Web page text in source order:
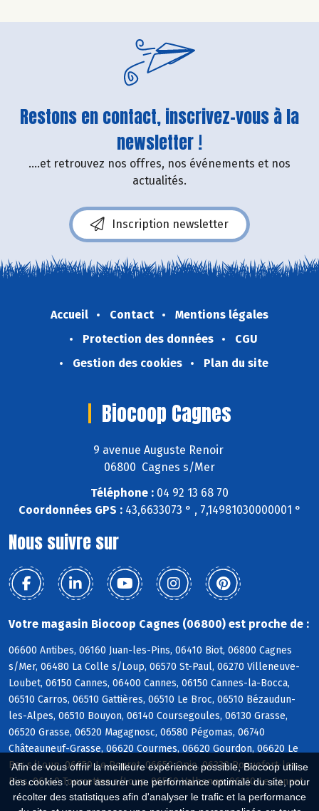
Afin de vous offrir la meilleure expérience possible, Biocoop utilise
des cookies : pour assurer une performance optimale du site, pour
récolter des statistiques afin d'analyser le trafic et la performance
Restons en contact, inscrivez-vous à la
newsletter !
....et retrouvez nos offres, nos événements et nos
actualités.
Inscription newsletter
Accueil Contact
Mentions légales
Protection des données
CGU
Gestion des cookies
Plan du site
Biocoop Cagnes
9 avenue Auguste Renoir
06800 Cagnes s/Mer
Téléphone : 04 92 13 68 70
Coordonnées GPS :43,6633073 ° , 7,14981030000001 °
Nous suivre sur
Votre magasin Biocoop Cagnes (06800) est proche de :
06600 Antibes, 06160 Juan-les-Pins, 06410 Biot, 06800 Cagnes
s/Mer, 06480 La Colle s/Loup, 06570 St-Paul, 06270 Villeneuve-
Loubet, 06150 Cannes, 06400 Cannes, 06150 Cannes-la-Bocca,
06510 Carros, 06510 Gattières, 06510 Le Broc, 06510 Bézaudun-
les-Alpes, 06510 Bouyon, 06140 Coursegoules, 06130 Grasse,
06520 Grasse, 06520 Magagnosc, 06580 Pégomas, 06740
Châteauneuf-Grasse, 06620 Courmes, 06620 Gourdon, 06620 Le
Bar s/Loup, 06650 Le Rouret, 06650 Opio, 06330 Roquefort-les-
Pins, 06140 Tourrettes s/Loup, 06560 Valbonne, 06110 Le Cannet